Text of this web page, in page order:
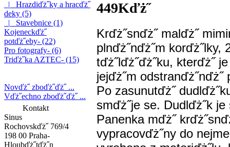
|_ Hrazdiďż˝ky a hracďż˝
deky (5)
|_ Stavebnice (1)
Kojeneckďż˝
potďż˝eby- (22)
Pro fotografy- (6)
Triďż˝ka AZTEC- (15)
Novďż˝ zboďż˝ďż˝ ...
Vďż˝echno zboďż˝ďż˝ ...
Kontakt
Sinus
Rochovskďż˝ 769/4
198 00 Praha-
Hloubďż˝tďż˝n
449Kďż˝
Krďż˝snďż˝ malďż˝
plnďż˝nďż˝m
tďż˝lďż˝ďż˝ku, kterďż˝
jejďż˝m
Po zasunutďż˝
smďż˝je se. Dudlďż˝k je
Panenka mďż˝
vypracovďż˝ny do